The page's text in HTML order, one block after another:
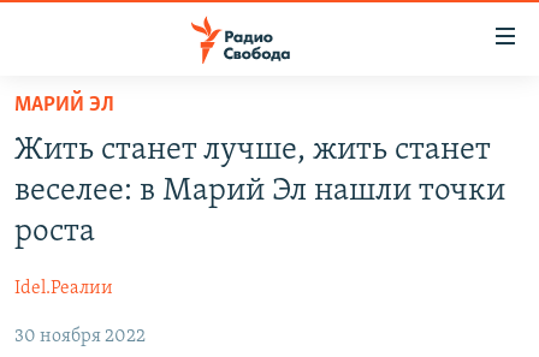
упрощенного
доступа
основному
Вернутся
АВТОРСКИЕ ПРОЕКТЫ
МНЕНИЯ
КУЛЬТУРА
МАРИЙ ЭЛ
Жить станет лучше, жить станет
веселее: в Марий Эл нашли точки
роста
Idel.Реалии
30 ноября 2022